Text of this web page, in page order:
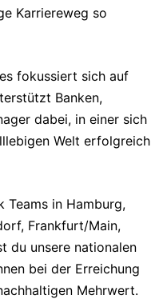
Karriereweg so
fokussiert sich auf
Banken,
dabei, in einer sich
Welt erfolgreich
Teams in Hamburg,
Frankfurt/Main,
du unsere nationalen
bei der Erreichung
Mehrwert.